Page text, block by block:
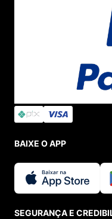
BAIXE O APP
SEGURANÇA E